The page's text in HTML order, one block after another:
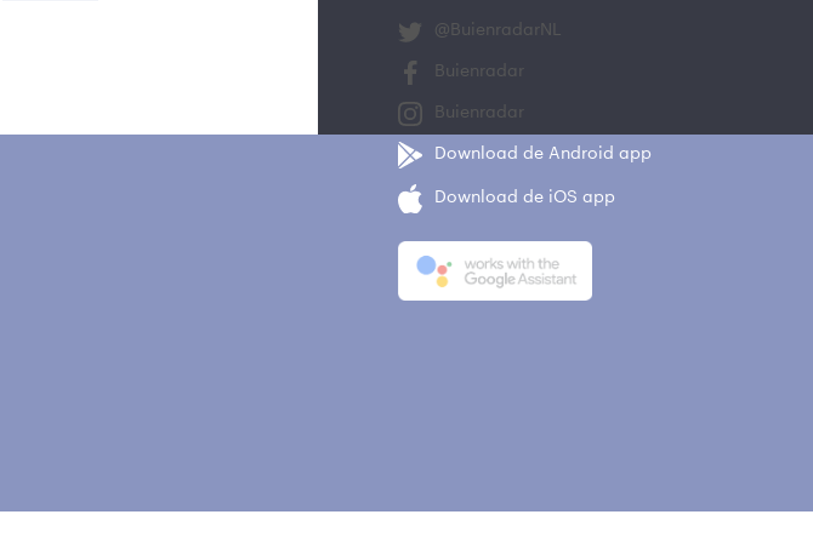
@BuienradarNL
Buienradar
Buienradar
Download de Android app
Download de iOS app